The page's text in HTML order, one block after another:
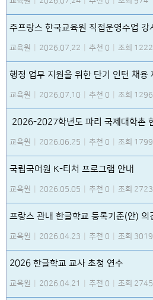
주프랑스 한국교육원 직접운영수업 강
교육원 2026.07.22 추천 0 조회 1222
행정 업무 지원을 위한 단기 인턴 채용
교육원 2026.07.10 추천 0 조회 1296
2026-2027학년도 파리 국제대학촌
교육원 2026.06.25 추천 0 조회 1799
국립국어원 K-티처 프로그램 안내
교육원 2026.05.05 추천 0 조회 2723
프랑스 관내 한글학교 등록기준(안) 의
교육원 2026.04.23 추천 0 조회 3019
2026 한글학교 교사 초청 연수
교육원 2026.04.21 추천 0 조회 2745